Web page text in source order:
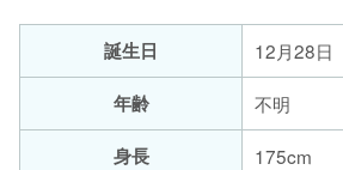
誕生日
12月28日
年齢
不明
身長
175cm